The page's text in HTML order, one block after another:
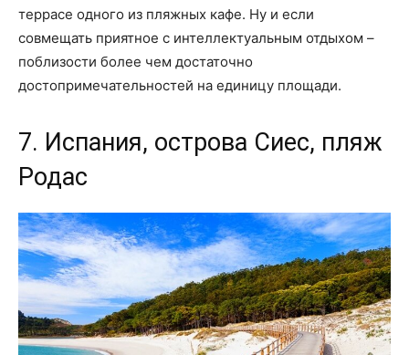
террасе одного из пляжных кафе. Ну и если
совмещать приятное с интеллектуальным отдыхом –
поблизости более чем достаточно
достопримечательностей на единицу площади.
7. Испания, острова Сиес, пляж
Родас